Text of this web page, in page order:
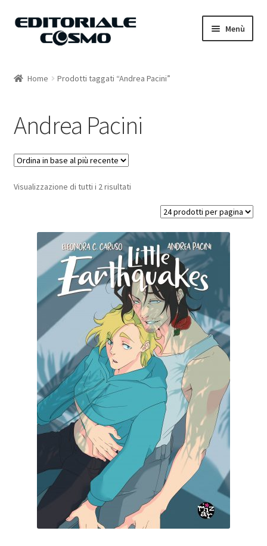
Vai
Vai
Menù
Carrello
Il mio account
Home Prodotti taggati “Andrea Pacini”
Andrea Pacini
Visualizzazione di tutti i 2 risultati